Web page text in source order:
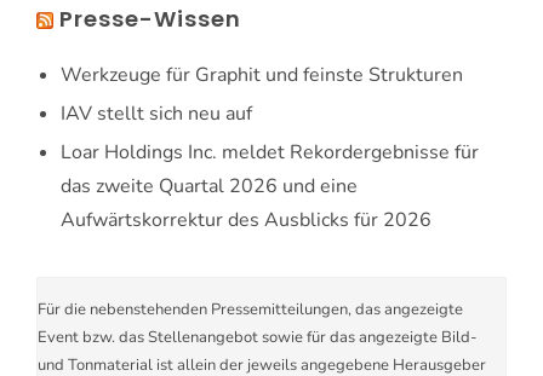
Presse-Wissen
Werkzeuge für Graphit und feinste Strukturen
IAV stellt sich neu auf
Loar Holdings Inc. meldet Rekordergebnisse für
das zweite Quartal 2026 und eine
Aufwärtskorrektur des Ausblicks für 2026
Für die nebenstehenden Pressemitteilungen, das angezeigte
Event bzw. das Stellenangebot sowie für das angezeigte Bild-
und Tonmaterial ist allein der jeweils angegebene Herausgeber